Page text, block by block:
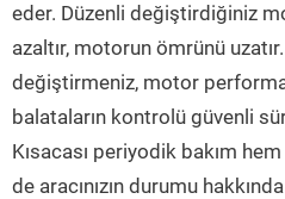
eder. Düzenli değiştirdiğiniz
azaltır, motorun ömrünü
değiştirmeniz, motor
balataların kontrolü güvenli
Kısacası periyodik bakım
de aracınızın durumu